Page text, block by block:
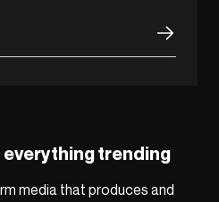
everything trending
media that produces and